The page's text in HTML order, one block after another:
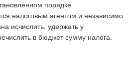
порядке.
налоговым агентом и независимо
исчислить, удержать у
в бюджет сумму налога.